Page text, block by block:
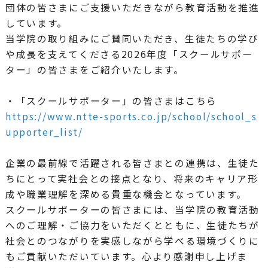
団体の皆さまにご支援いただきながら教育活動を推進
しています。
当学院の取り組みにご賛同いただき、生徒たちの学び
や成長を支えてくださる2026年度「スクールサポー
ター」の皆さまをご紹介いたします。
・「スクールサポーター」の皆さまはこちら
https://www.ntte-sports.co.jp/school/school_s
upporter_list/
企業の最前線で活躍される皆さまとの連携は、生徒た
ちにとって実社会との接点となり、将来のキャリア形
成や職業理解を深める貴重な機会となっています。
スクールサポーターの皆さまには、当学院の教育活動
へのご理解・ご協力をいただくとともに、生徒たちが
社会とのつながりを実感しながら学べる環境づくりに
もご貢献いただいています。心より感謝申し上げま